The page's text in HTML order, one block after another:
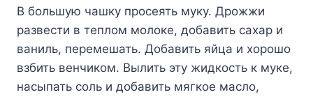
В большую чашку просеять муку. Дрожжи
развести в теплом молоке, добавить сахар и
ваниль, перемешать. Добавить яйца и хорошо
взбить венчиком. Вылить эту жидкость к муке,
насыпать соль и добавить мягкое масло,